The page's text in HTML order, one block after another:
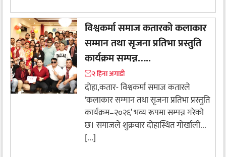
विश्वकर्मा समाज कतारको कलाकार
सम्मान तथा सृजना प्रतिभा प्रस्तुति
कार्यक्रम सम्पन्न…..
२ हिना अगाडी
दोहा,कतार- विश्वकर्मा समाज कतारले
‘कलाकार सम्मान तथा सृजना प्रतिभा प्रस्तुति
कार्यक्रम–२०२६’ भव्य रूपमा सम्पन्न गरेको
छ। समाजले शुक्रवार दोहास्थित गोर्खाली...
[...]